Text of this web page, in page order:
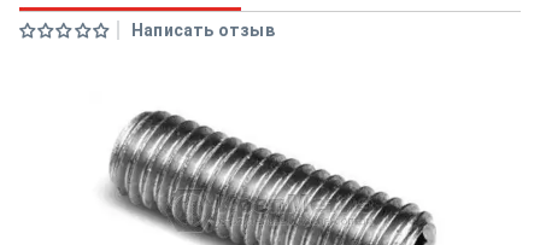
Написать отзыв